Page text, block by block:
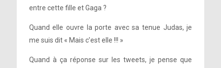
entre cette fille et Gaga ?
Quand elle ouvre la porte avec sa tenue Judas, je
me suis dit « Mais c’est elle !!! »
Quand à ça réponse sur les tweets, je pense que